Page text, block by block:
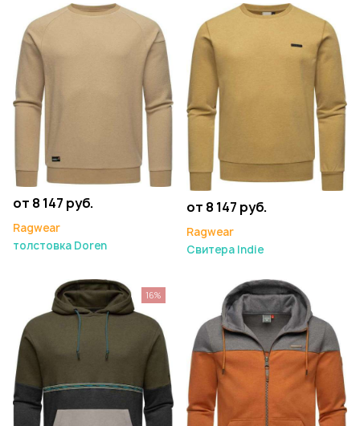
от 8 147 руб.
Ragwear
толстовка Doren
от 8 147 руб.
Ragwear
Свитера Indie
16%